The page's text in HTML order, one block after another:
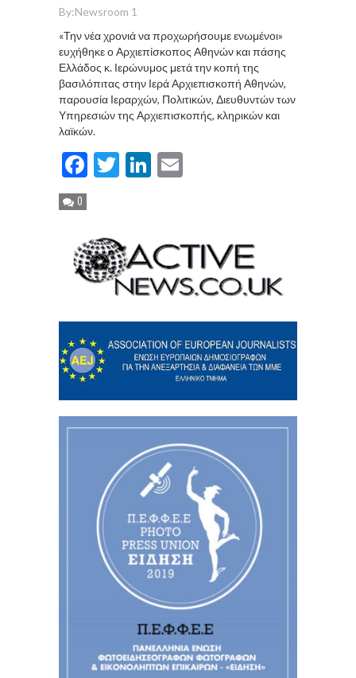
By:Newsroom 1
«Την νέα χρονιά να προχωρήσουμε ενωμένοι»
ευχήθηκε ο Αρχιεπίσκοπος Αθηνών και πάσης
Ελλάδος κ. Ιερώνυμος μετά την κοπή της
βασιλόπιτας στην Ιερά Αρχιεπισκοπή Αθηνών,
παρουσία Ιεραρχών, Πολιτικών, Διευθυντών των
Υπηρεσιών της Αρχιεπισκοπής, κληρικών και
λαϊκών.
Facebook
TwitterLinkedIn
0